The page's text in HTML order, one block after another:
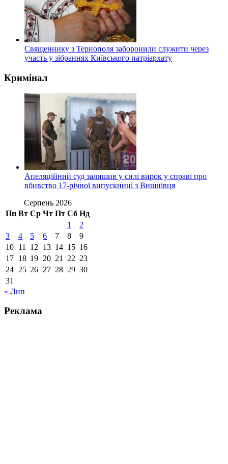
Священнику з Тернополя заборонили служити через
участь у зібраннях Київського патріархату
Кримінал
Апеляційний суд залишив у силі вирок у справі про
вбивство 17-річної випускниці з Вишнівця
Серпень 2026
Пн Вт Ср Чт Пт Сб Нд
1
2
3
4 5 6 7 8
9
10 11 12 13 14 15 16
17 18 19 20 21 22 23
24 25 26 27 28 29 30
31
« Лип
Реклама